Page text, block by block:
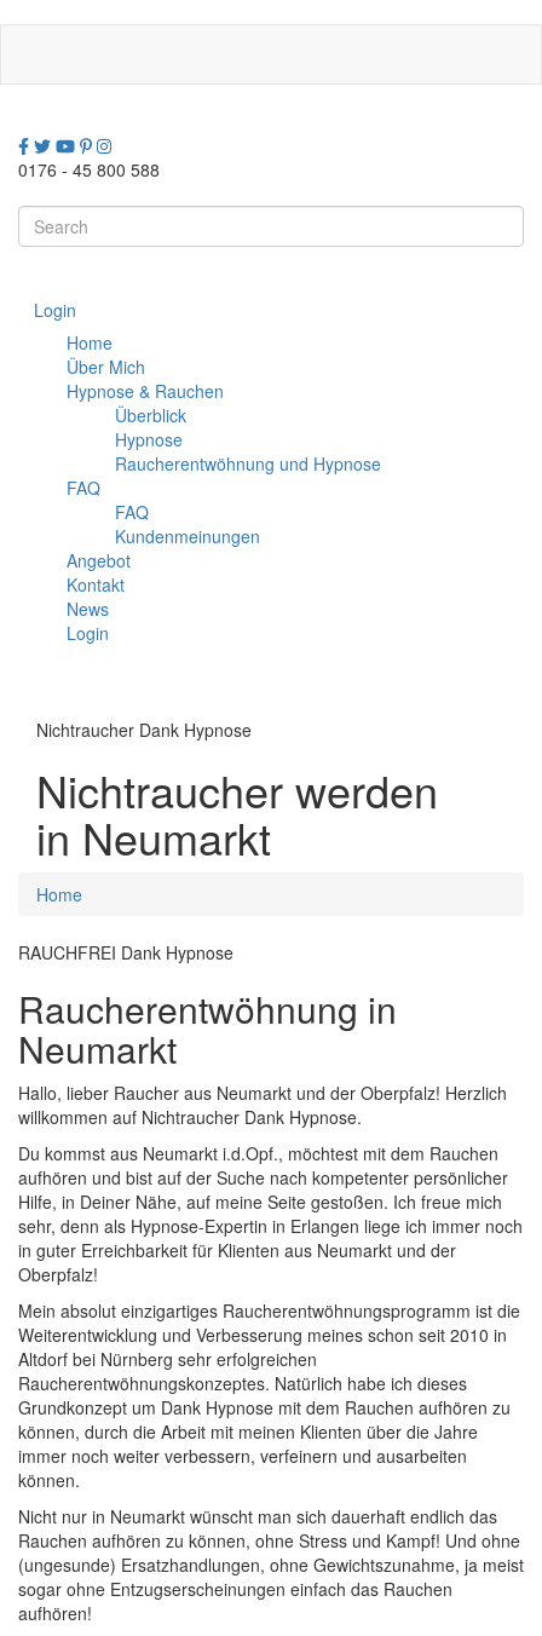
Inhalt
0176 - 45 800 588
site
Login
Home
Über Mich
Hypnose & Rauchen
Überblick
Hypnose
Raucherentwöhnung und Hypnose
FAQ
FAQ
Kundenmeinungen
Angebot
Kontakt
News
Login
Nichtraucher Dank Hypnose
Nichtraucher werden
in Neumarkt
Sie
sind
Home
RAUCHFREI Dank Hypnose
Raucherentwöhnung in
Neumarkt
Hallo, lieber Raucher aus Neumarkt und der Oberpfalz! Herzlich
willkommen auf Nichtraucher Dank Hypnose.
Du kommst aus Neumarkt i.d.Opf., möchtest mit dem Rauchen
aufhören und bist auf der Suche nach kompetenter persönlicher
Hilfe, in Deiner Nähe, auf meine Seite gestoßen. Ich freue mich
sehr, denn als Hypnose-Expertin in Erlangen liege ich immer noch
in guter Erreichbarkeit für Klienten aus Neumarkt und der
Oberpfalz!
Mein absolut einzigartiges Raucherentwöhnungsprogramm ist die
Weiterentwicklung und Verbesserung meines schon seit 2010 in
Altdorf bei Nürnberg sehr erfolgreichen
Raucherentwöhnungskonzeptes. Natürlich habe ich dieses
Grundkonzept um Dank Hypnose mit dem Rauchen aufhören zu
können, durch die Arbeit mit meinen Klienten über die Jahre
immer noch weiter verbessern, verfeinern und ausarbeiten
können.
Nicht nur in Neumarkt wünscht man sich dauerhaft endlich das
Rauchen aufhören zu können, ohne Stress und Kampf! Und ohne
(ungesunde) Ersatzhandlungen, ohne Gewichtszunahme, ja meist
sogar ohne Entzugserscheinungen einfach das Rauchen
aufhören!